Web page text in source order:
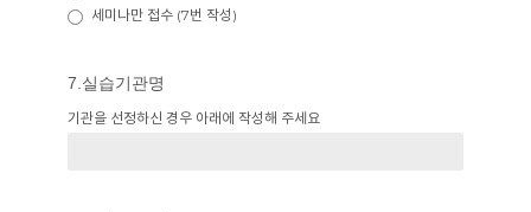
세미나만 접수 (7번 작성)
7.실습기관명
기관을 선정하신 경우 아래에 작성해 주세요